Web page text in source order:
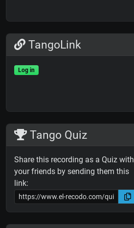
TangoLink
Log in
Tango Quiz
Share this recording as a Quiz with
your friends by sending them this
link: